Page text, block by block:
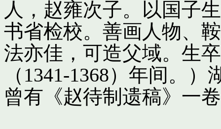
人，赵雍次子。以国子
书省检校。善画人物、
法亦佳，可造父域。生
（1341-1368）年间。
曾有《赵待制遗稿》一